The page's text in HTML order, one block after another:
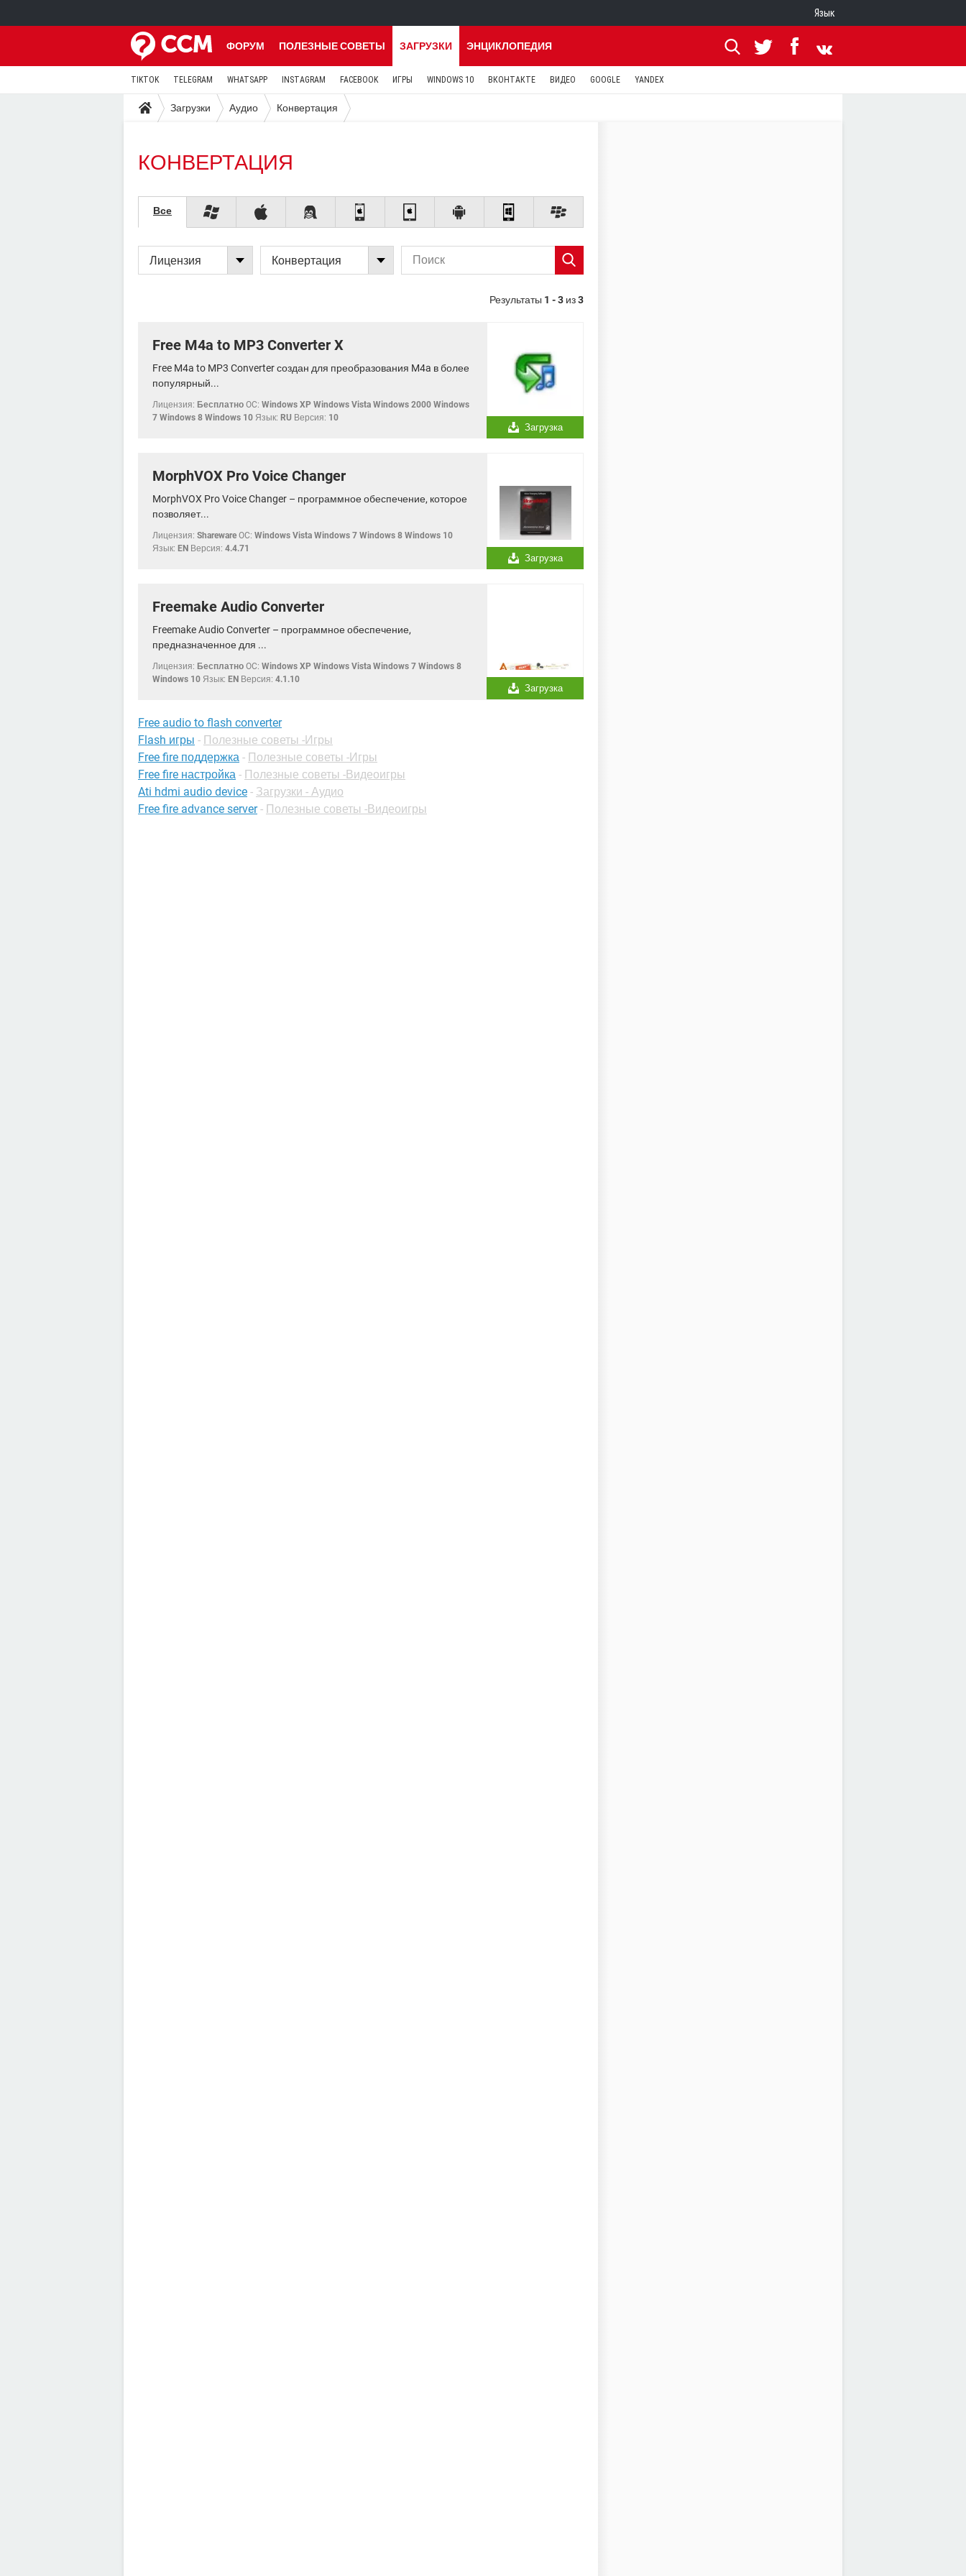
Язык
ФОРУМ ПОЛЕЗНЫЕ СОВЕТЫ ЗАГРУЗКИ ЭНЦИКЛОПЕДИЯ
TIKTOK TELEGRAM WHATSAPP INSTAGRAM FACEBOOK ИГРЫ WINDOWS 10 ВКОНТАКТЕ ВИДЕО GOOGLE YANDEX
Загрузки Аудио Конвертация
КОНВЕРТАЦИЯ
Все
Лицензия Конвертация
Результаты 1 - 3 из3
Free M4a to MP3 Converter X
Free M4a to MP3 Converter создан для преобразования M4a в более
популярный...
Лицензия: Бесплатно OC: Windows XP Windows Vista Windows 2000 Windows
7 Windows 8 Windows 10 Язык: RU Версия: 10
Загрузка
MorphVOX Pro Voice Changer
MorphVOX Pro Voice Changer – программное обеспечение, которое
позволяет...
Лицензия: Shareware OC: Windows Vista Windows 7 Windows 8 Windows 10
Язык: EN Версия: 4.4.71
Загрузка
Freemake Audio Converter
Freemake Audio Converter – программное обеспечение,
предназначенное для ...
Лицензия: Бесплатно OC: Windows XP Windows Vista Windows 7 Windows 8
Windows 10 Язык: EN Версия: 4.1.10
Загрузка
Free audio to flash converter
Flash игры - Полезные советы -Игры
Free fire поддержка - Полезные советы -Игры
Free fire настройка - Полезные советы -Видеоигры
Ati hdmi audio device - Загрузки - Аудио
Free fire advance server - Полезные советы -Видеоигры